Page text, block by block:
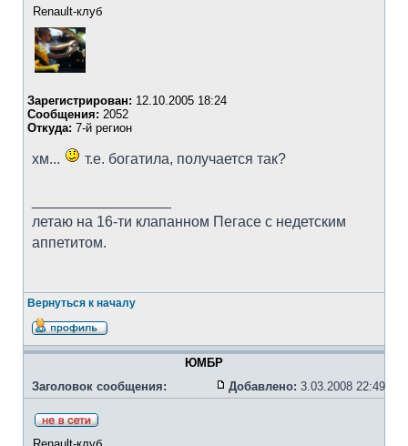
Renault-клуб
Зарегистрирован: 12.10.2005 18:24
Сообщения: 2052
Откуда: 7-й регион
хм... т.е. богатила, получается так?
летаю на 16-ти клапанном Пегасе с недетским
аппетитом.
Вернуться к началу
ЮМБР
Заголовок сообщения:
Добавлено: 3.03.2008 22:49